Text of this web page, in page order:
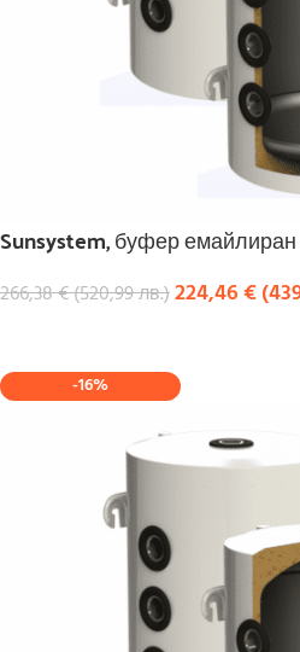
Sunsystem, буфер емайлиран
266,38€(520,99лв.)224,46€(
-16%